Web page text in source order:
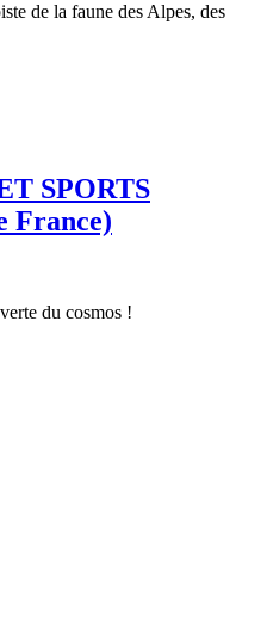
de la faune des Alpes, des
SPORTS
France)
du cosmos !